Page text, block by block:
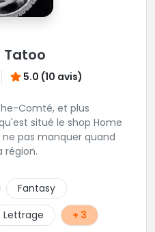
Tatoo
5.0 (10 avis)
Comté, et plus
situé le shop Home
pas manquer quand
région.
Fantasy
Lettrage + 3